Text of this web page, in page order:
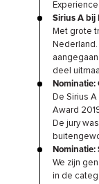
Sirius A bij
Met grote
deel
Nominatie:
De Sirius
Award
De jury
Nominatie:
We zijn
in de